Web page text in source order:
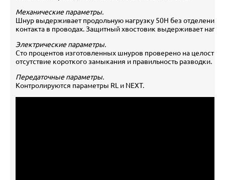
Механические параметры.
Шнур выдерживает продольную нагрузку 50Н без отделения
контакта в проводах. Защитный хвостовик выдерживает
Электрические параметры.
Сто процентов изготовленных шнуров проверено на
отсутствие короткого замыкания и правильность разводки.
Передаточные параметры.
Контролируются параметры RL и NEXT.